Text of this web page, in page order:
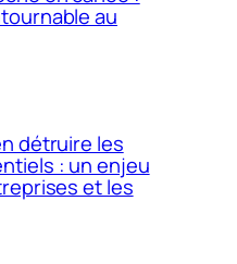
au
détruire les
: un enjeu
et les